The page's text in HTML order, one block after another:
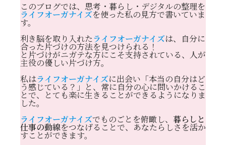
このブログでは、思考・暮らし・デジタルの整理を
ライフオーガナイズを使った私の見方で書いていま
す。
利き脳を取り入れたライフオーガナイズは、自分に
合った片づけの方法を見つけられる！
と片づけがニガテな方にこそ支持されている、人が
主役の優しい片づけ方。
私はライフオーガナイズに出会い「本当の自分はど
う感じている？」と、常に自分の心に問いかけるこ
とで、とても楽に生きることができるようになりま
した。
ライフオーガナイズでものごとを俯瞰し、 暮らしと
仕事の動線をつなげることで、あなたらしさを活か
すことができます。